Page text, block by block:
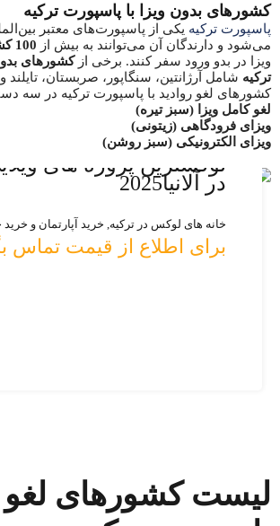
کشورهای بدون ویزا با پاسپورت ترکیه
پاسپورت ترکیه یکی از پاسپورت‌های معتبر
می‌شود و دارندگان آن می‌توانند به بیش از 100 کشور
ویزا در بدو ورود سفر کنند. برخی ازکشورهای
ترکیه شامل آرژانتین، سنگاپور، صربستان،
کشورهای لغو روادید با پاسپورت ترکیه در سه
لغو کامل ویزا (سبز تیره)
ویزای فرودگاهی (زیتونی)
ویزای الکترونیکی (سبز روشن)
Featured
لوکسترین پروژه های
در آلانیا2025
خانه های لوکس در ترکیه, خرید آپارتمان و خرید
برای اطلاع از قیمت تماس
Featured
خرید آپارتمان لوکس در
265,000 €
Featured
خرید آپارتمان در آلانیا
Bedrooms
211 و مترمربع
Featured
خرید ویلای ساحلی در
1,800,000 $
Featured
آپارتمان ساحلی در
186,000 $
لیست کشورهای لغو